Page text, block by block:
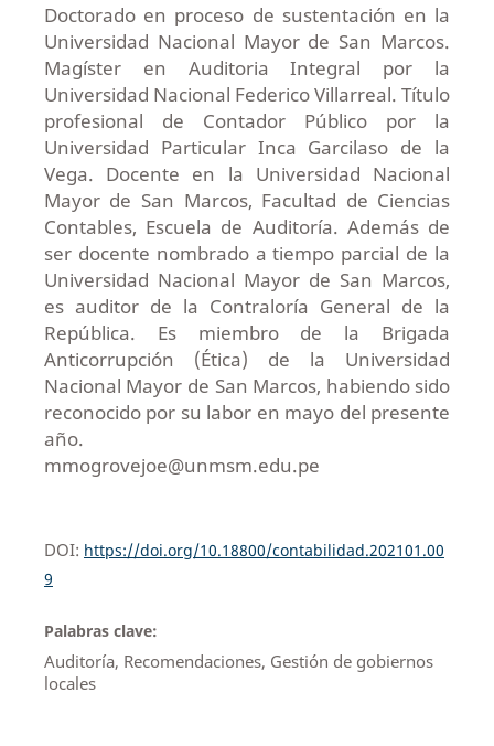
Doctorado en proceso de sustentación en la
Universidad Nacional Mayor de San Marcos.
Magíster en Auditoria Integral por la
Universidad Nacional Federico Villarreal. Título
profesional de Contador Público por la
Universidad Particular Inca Garcilaso de la
Vega. Docente en la Universidad Nacional
Mayor de San Marcos, Facultad de Ciencias
Contables, Escuela de Auditoría. Además de
ser docente nombrado a tiempo parcial de la
Universidad Nacional Mayor de San Marcos,
es auditor de la Contraloría General de la
República. Es miembro de la Brigada
Anticorrupción (Ética) de la Universidad
Nacional Mayor de San Marcos, habiendo sido
reconocido por su labor en mayo del presente
año.
mmogrovejoe@unmsm.edu.pe
DOI: https://doi.org/10.18800/contabilidad.202101.00
9
Palabras clave:
Auditoría, Recomendaciones, Gestión de gobiernos
locales